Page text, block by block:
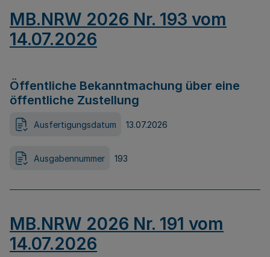
MB.NRW 2026 Nr. 193 vom
14.07.2026
Öffentliche Bekanntmachung über eine
öffentliche Zustellung
Ausfertigungsdatum 13.07.2026
Ausgabennummer 193
MB.NRW 2026 Nr. 191 vom
14.07.2026